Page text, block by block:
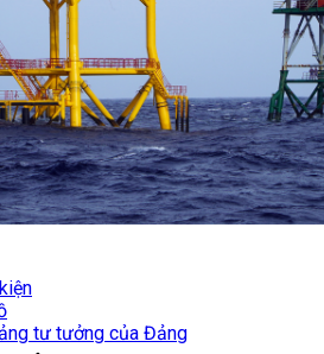
tư tưởng của Đảng